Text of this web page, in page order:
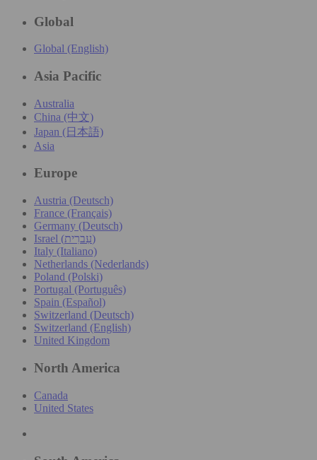
Global
Global (English)
Asia Pacific
Australia
China (中文)
Japan (日本語)
Asia
Europe
Austria (Deutsch)
France (Français)
Germany (Deutsch)
Israel (עִברִית)
Italy (Italiano)
Netherlands (Nederlands)
Poland (Polski)
Portugal (Português)
Spain (Español)
Switzerland (Deutsch)
Switzerland (English)
United Kingdom
North America
Canada
United States